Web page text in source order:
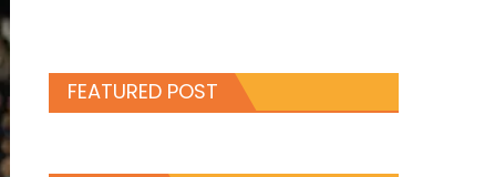
FEATURED POST